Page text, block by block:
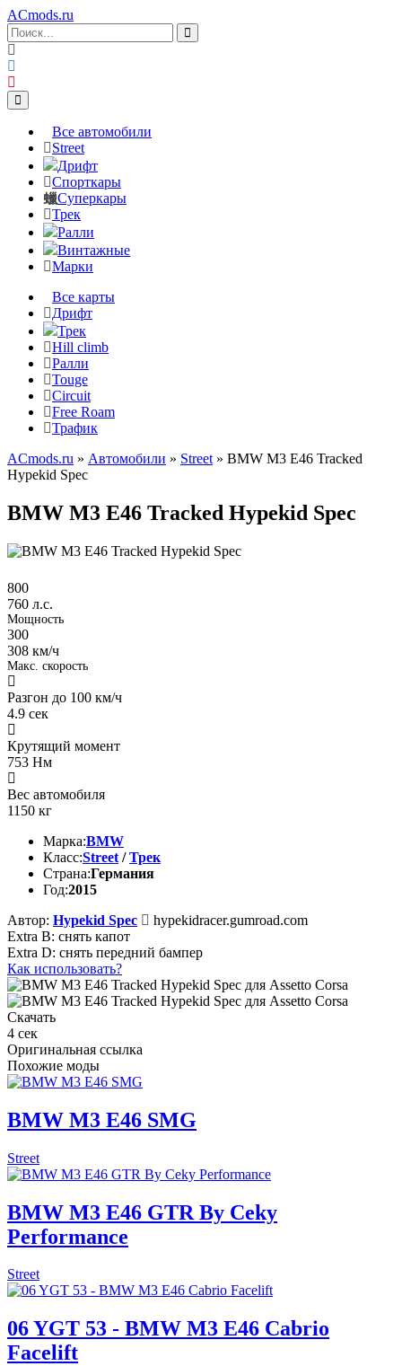
ACmods.ru
Все автомобили
Street
Дрифт
Спорткары
Суперкары
Трек
Ралли
Винтажные
Марки
Все карты
Дрифт
Трек
Hill climb
Ралли
Touge
Circuit
Free Roam
Трафик
ACmods.ru » Автомобили » Street » BMW M3 E46 Tracked
Hypekid Spec
BMW M3 E46 Tracked Hypekid Spec
800
760 л.с.
Мощность
300
308 км/ч
Макс. скорость
Разгон до 100 км/ч
4.9 сек
Крутящий момент
753 Нм
Вес автомобиля
1150 кг
Марка:BMW
Класс:Street /Трек
Страна:Германия
Год:2015
Автор: Hypekid Spec
hypekidracer.gumroad.com
Extra B: снять капот
Extra D: снять передний бампер
Как использовать?
Скачать
4 сек
Оригинальная ссылка
Похожие моды
BMW M3 E46 SMG
Street
BMW M3 E46 GTR By Ceky
Performance
Street
06 YGT 53 - BMW M3 E46 Cabrio
Facelift